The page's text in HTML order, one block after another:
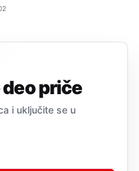
priče
i uključite se u